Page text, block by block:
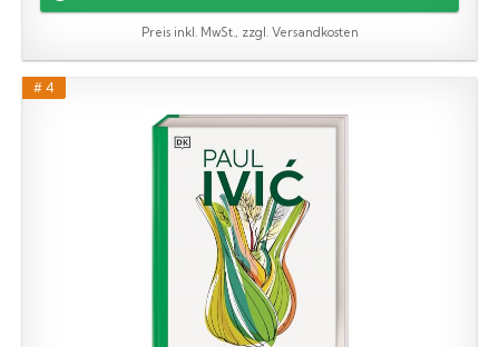
Preis inkl. MwSt., zzgl. Versandkosten
# 4